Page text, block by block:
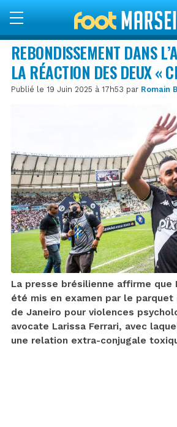
REBONDISSEMENT DANS
LA RÉACTION DES DEUX «
Publié le 19 Juin 2025 à 17h53 par Romain
La presse brésilienne affirme que
été mis en examen par le parquet
de Janeiro pour violences
avocate Larissa Ferrari, avec
une relation extra-conjugale